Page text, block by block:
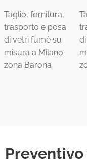
Taglio, fornitura,
trasporto e posa
di vetri fumè su
misura a Milano
zona Barona